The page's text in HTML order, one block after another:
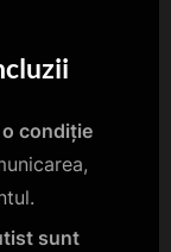
condiție
sunt